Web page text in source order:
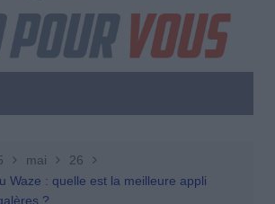
mai
26
Waze : quelle est la meilleure appli
?